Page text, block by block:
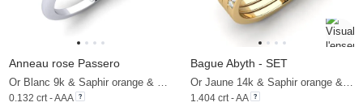
Anneau rose Passero
0.132 crt - AAA
Bague Abyth - SET
1.404 crt - AA